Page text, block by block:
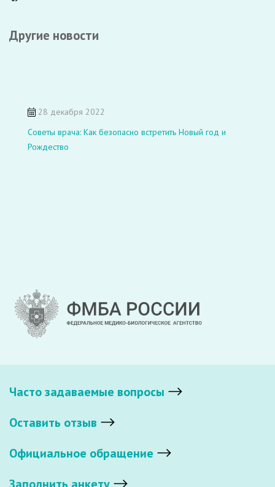
Другие новости
28 декабря 2022
Советы врача: Как безопасно встретить Новый год и
Рождество
Часто задаваемые вопросы
Оставить отзыв
Официальное обращение